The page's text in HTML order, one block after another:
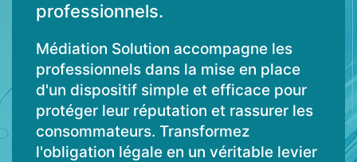
professionnels.
Médiation Solution accompagne les
professionnels dans la mise en place
d'un dispositif simple et efficace pour
protéger leur réputation et rassurer les
consommateurs. Transformez
l'obligation légale en un véritable levier